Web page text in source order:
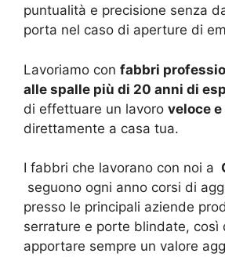
puntualità e precisione senza
porta nel caso di aperture di
Lavoriamo con fabbri
alle spalle più di 20 anni di
di effettuare un lavoro veloce
direttamente a casa tua.
I fabbri che lavorano con noi a
seguono ogni anno corsi di
presso le principali aziende
serrature e porte blindate, così
apportare sempre un valore